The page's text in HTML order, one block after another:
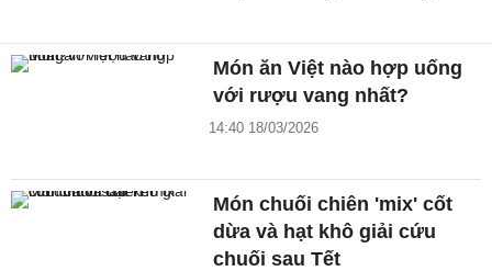
Món ăn Việt nào hợp uống
với rượu vang nhất?
14:40 18/03/2026
Món chuối chiên 'mix' cốt
dừa và hạt khô giải cứu
chuối sau Tết